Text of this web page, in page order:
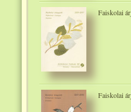
Faiskolai
Faiskolai